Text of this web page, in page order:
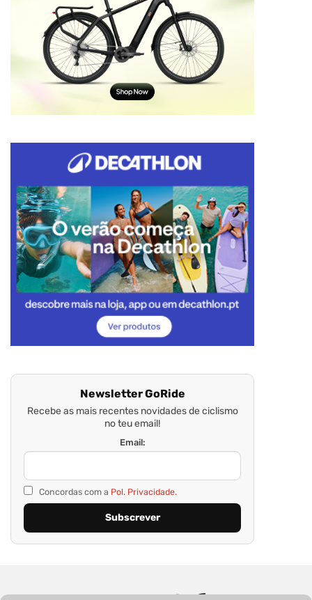
Newsletter GoRide
Recebe as mais recentes novidades de ciclismo
no teu email!
Email:
Concordas com a Pol. Privacidade.